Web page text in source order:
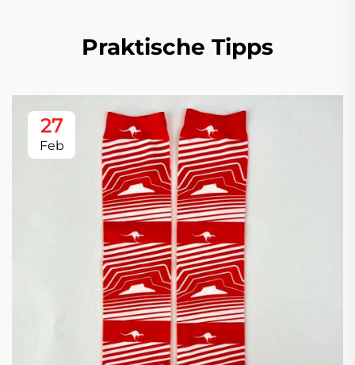
Praktische Tipps
27
Feb